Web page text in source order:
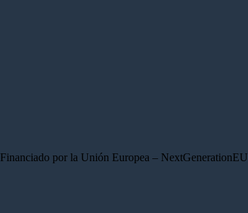
Financiado por la Unión Europea – NextGenerationEU